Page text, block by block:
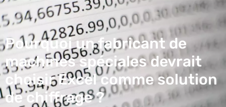
Pourquoi un fabricant de
machines spéciales devrait
choisir Excel comme solution
de chiffrage ?